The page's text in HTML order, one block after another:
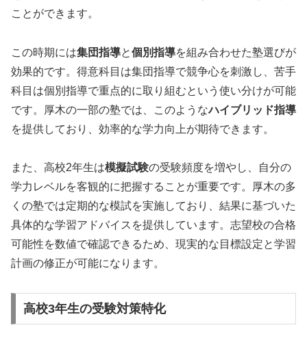
ことができます。
この時期には集団指導と個別指導を組み合わせた塾選びが
効果的です。得意科目は集団指導で競争心を刺激し、苦手
科目は個別指導で重点的に取り組むという使い分けが可能
です。厚木の一部の塾では、このようなハイブリッド指導
を提供しており、効率的な学力向上が期待できます。
また、高校2年生は模擬試験の受験頻度を増やし、自分の
学力レベルを客観的に把握することが重要です。厚木の多
くの塾では定期的な模試を実施しており、結果に基づいた
具体的な学習アドバイスを提供しています。志望校の合格
可能性を数値で確認できるため、現実的な目標設定と学習
計画の修正が可能になります。
高校3年生の受験対策特化